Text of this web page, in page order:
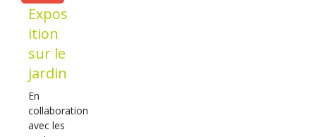
Expos
ition
sur le
jardin
En
collaboration
avec les